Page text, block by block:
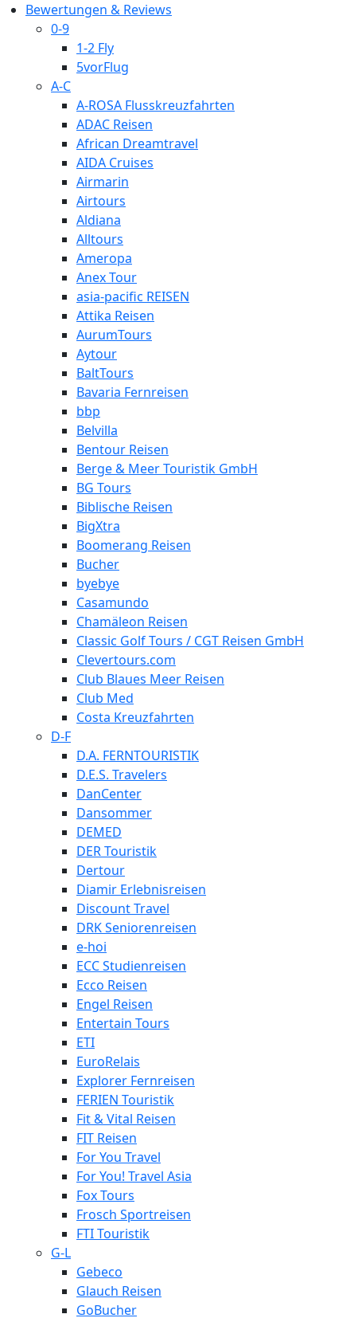
Bewertungen & Reviews
0-9
1-2 Fly
5vorFlug
A-C
A-ROSA Flusskreuzfahrten
ADAC Reisen
African Dreamtravel
AIDA Cruises
Airmarin
Airtours
Aldiana
Alltours
Ameropa
Anex Tour
asia-pacific REISEN
Attika Reisen
AurumTours
Aytour
BaltTours
Bavaria Fernreisen
bbp
Belvilla
Bentour Reisen
Berge & Meer Touristik GmbH
BG Tours
Biblische Reisen
BigXtra
Boomerang Reisen
Bucher
byebye
Casamundo
Chamäleon Reisen
Classic Golf Tours / CGT Reisen GmbH
Clevertours.com
Club Blaues Meer Reisen
Club Med
Costa Kreuzfahrten
D-F
D.A. FERNTOURISTIK
D.E.S. Travelers
DanCenter
Dansommer
DEMED
DER Touristik
Dertour
Diamir Erlebnisreisen
Discount Travel
DRK Seniorenreisen
e-hoi
ECC Studienreisen
Ecco Reisen
Engel Reisen
Entertain Tours
ETI
EuroRelais
Explorer Fernreisen
FERIEN Touristik
Fit & Vital Reisen
FIT Reisen
For You Travel
For You! Travel Asia
Fox Tours
Frosch Sportreisen
FTI Touristik
G-L
Gebeco
Glauch Reisen
GoBucher